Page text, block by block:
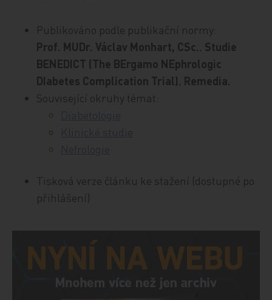
Publikováno podle publikační normy:
Prof. MUDr. Václav Monhart, CSc.. Studie
BENEDICT (The BErgamo NEphrologic
DIabetes Complication Trial). Remedia.
Související okruhy témat:
Tisková verze článku ke stažení (dostupné po
přihlášení)